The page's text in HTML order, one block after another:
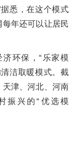
悉，在这个模式
年还可以让居民
环保，“乐家模
洁取暖模式。截
津、河北、河南
振兴的“优选模